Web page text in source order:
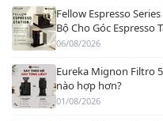
Fellow Espresso
Bộ Cho Góc Espresso
06/08/2026
Eureka Mignon Filtro
nào hợp hơn?
01/08/2026